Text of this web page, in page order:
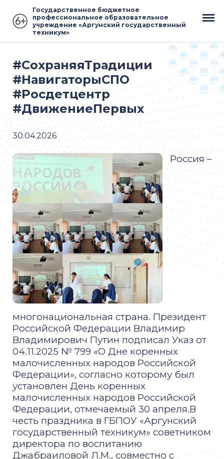
Государственное бюджетное
профессиональное образовательное
учреждение «Аргунский государственный
техникум»
#СохраняяТрадиции
#НавигаторыСПО
#Росдетцентр
#ДвижениеПервых
30.04.2026
Россия –
многонациональная страна. Президент
Российской Федерации Владимир
Владимирович Путин подписал Указ от
04.11.2025 № 799 «О Дне коренных
малочисленных народов Российской
Федерации», согласно которому был
установлен День коренных
малочисленных народов Российской
Федерации, отмечаемый 30 апреля.В
честь праздника в ГБПОУ «Аргунский
государственный техникум» советником
директора по воспитанию
Джабраиловой Л.М., совместно с